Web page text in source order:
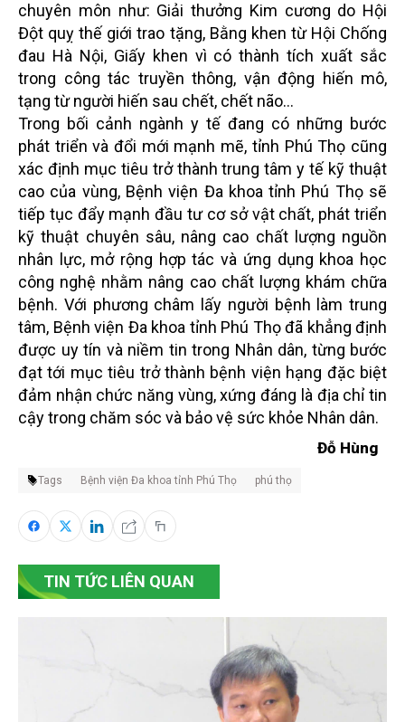
chuyên môn như: Giải thưởng Kim cương do Hội
Đột quỵ thế giới trao tặng, Bằng khen từ Hội Chống
đau Hà Nội, Giấy khen vì có thành tích xuất sắc
trong công tác truyền thông, vận động hiến mô,
tạng từ người hiến sau chết, chết não…
Trong bối cảnh ngành y tế đang có những bước
phát triển và đổi mới mạnh mẽ, tỉnh Phú Thọ cũng
xác định mục tiêu trở thành trung tâm y tế kỹ thuật
cao của vùng, Bệnh viện Đa khoa tỉnh Phú Thọ sẽ
tiếp tục đẩy mạnh đầu tư cơ sở vật chất, phát triển
kỹ thuật chuyên sâu, nâng cao chất lượng nguồn
nhân lực, mở rộng hợp tác và ứng dụng khoa học
công nghệ nhằm nâng cao chất lượng khám chữa
bệnh. Với phương châm lấy người bệnh làm trung
tâm, Bệnh viện Đa khoa tỉnh Phú Thọ đã khẳng định
được uy tín và niềm tin trong Nhân dân, từng bước
đạt tới mục tiêu trở thành bệnh viện hạng đặc biệt
đảm nhận chức năng vùng, xứng đáng là địa chỉ tin
cậy trong chăm sóc và bảo vệ sức khỏe Nhân dân.
Đỗ Hùng
Tags Bệnh viện Đa khoa tỉnh Phú Thọ phú thọ
TIN TỨC LIÊN QUAN